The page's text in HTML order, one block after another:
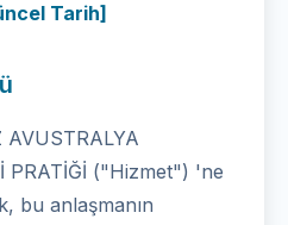
Tarih]
AVUSTRALYA
PRATİĞİ ("Hizmet") 'ne
bu anlaşmanın